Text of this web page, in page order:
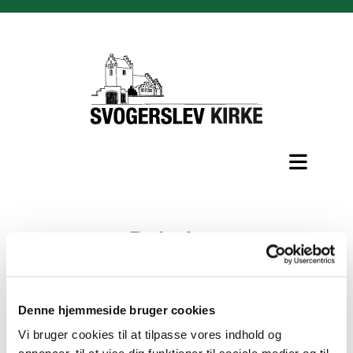
Denne hjemmeside bruger cookies
Vi bruger cookies til at tilpasse vores indhold og
Døbefont
Døbefonten er romansk og stammer helt tilbage fra
middelalderen. Den er af granit og er af en såkaldt